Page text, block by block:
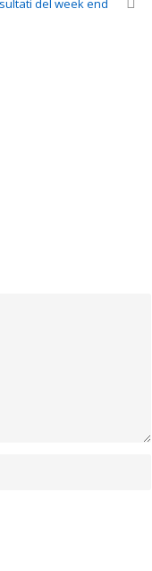
del week end